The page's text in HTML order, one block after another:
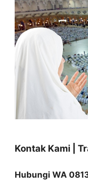
Kontak Kami |
Hubungi WA